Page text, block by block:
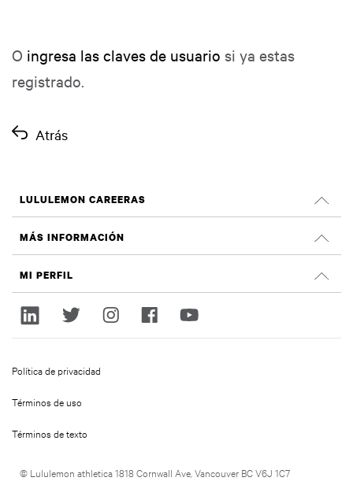
O ingresa las claves de usuario si ya estas
registrado.
Atrás
LULULEMON CAREERAS
Empleos
Buscar Trabajos
MÁS INFORMACIÓN
Sostenibilidad e impacto social
lululemon.com
MI PERFIL
Registrate
© Lululemon athletica 1818 Cornwall Ave, Vancouver BC V6J 1C7
Política de privacidad
Términos de uso
Términos de texto